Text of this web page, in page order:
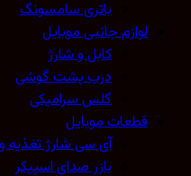
باتری سامسونگ
لوازم جانبی موبایل
کابل و شارژ
درب پشت گوشی
گلس سرامیکی
قطعات موبایل
آی سی شارژ تغذیه و آنتن
بازر صدای اسپیکر